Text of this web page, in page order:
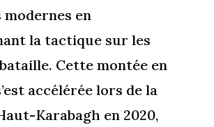
en
la tactique sur les
Cette montée en
accélérée lors de la
Karabagh en 2020,